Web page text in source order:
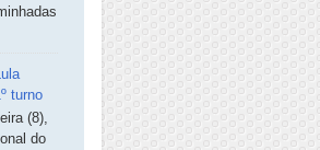
turno
(8),
do